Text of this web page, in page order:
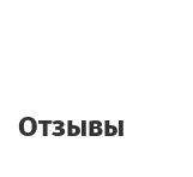
Отзывы